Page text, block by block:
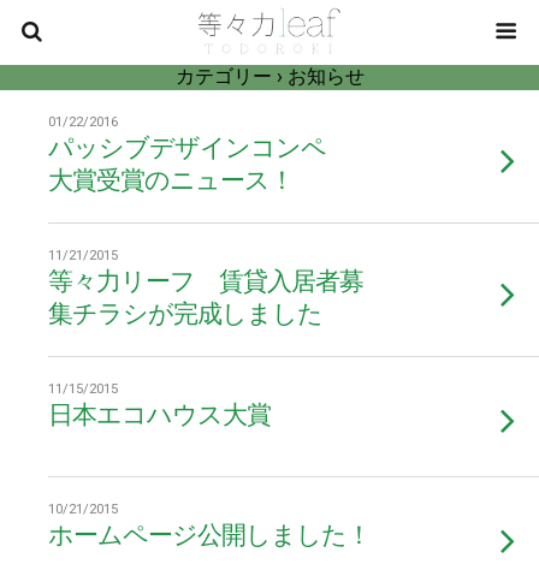
カテゴリー › お知らせ
01/22/2016
パッシブデザインコンペ
大賞受賞のニュース！
11/21/2015
等々力リーフ 賃貸入居者募
集チラシが完成しました
11/15/2015
日本エコハウス大賞
10/21/2015
ホームページ公開しました！